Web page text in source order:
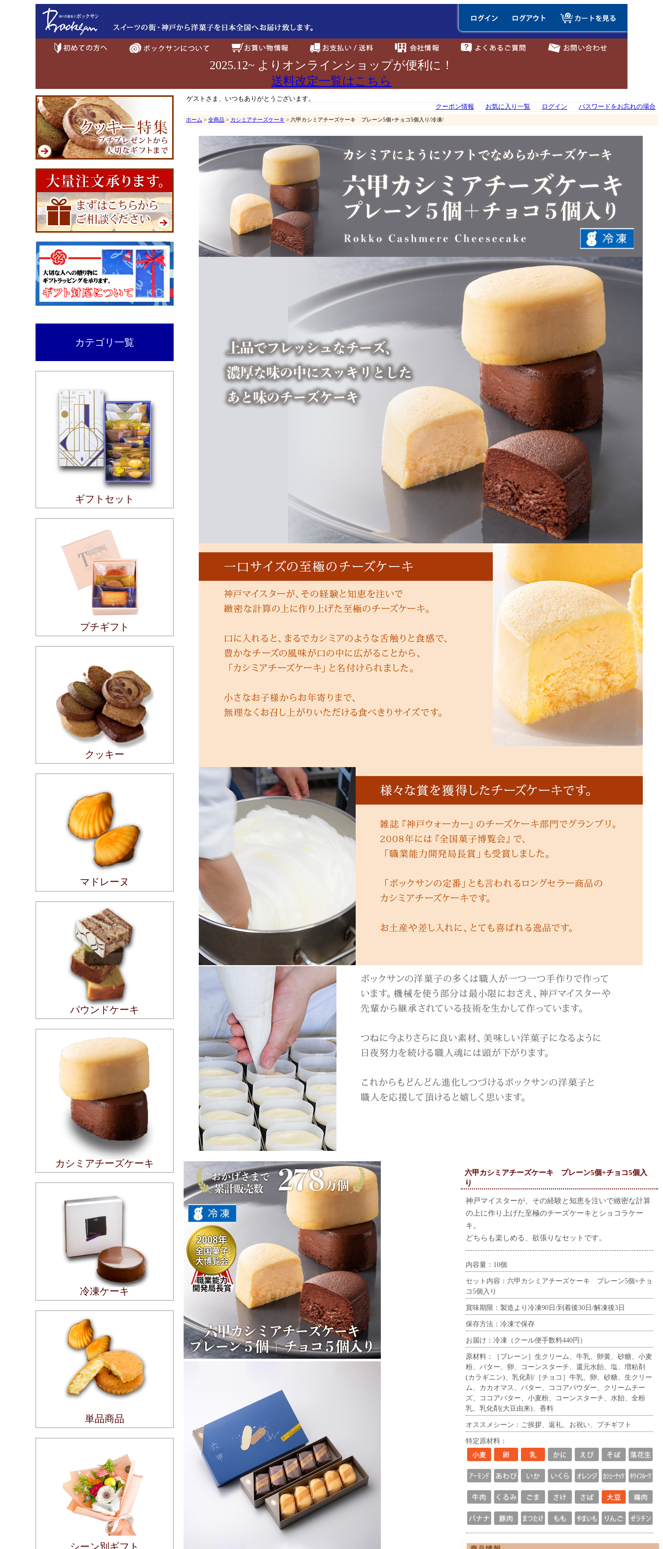
2025.12~ よりオンラインショップが便利に！
送料改定一覧はこちら
カテゴリ一覧
ギフトセット
プチギフト
クッキー
マドレーヌ
パウンドケーキ
カシミアチーズケーキ
冷凍ケーキ
単品商品
シーン別ギフト
ゲストさま、いつもありがとうございます。
クーポン情報
お気に入り一覧 ログイン パスワードをお忘れの場合
ホーム > 全商品 > カシミアチーズケーキ > 六甲カシミアチーズケーキ プレーン5個+チョコ5個入り/冷凍/
六甲カシミアチーズケーキ プレーン5個+チョコ5個入
り
神戸マイスターが、その経験と知恵を注いで緻密な計算
の上に作り上げた至極のチーズケーキとショコラケー
キ。
どちらも楽しめる、欲張りなセットです。
内容量：10個
セット内容：六甲カシミアチーズケーキ プレーン5個+チョ
コ5個入り
賞味期限：製造より冷凍90日/到着後30日/解凍後3日
保存方法：冷凍で保存
お届け：冷凍（クール便手数料440円）
原材料：［プレーン］生クリーム、牛乳、卵黄、砂糖、小麦
粉、バター、卵、コーンスターチ、還元水飴、塩、増粘剤
(カラギニン)、乳化剤/［チョコ］牛乳、卵、砂糖、生クリー
ム、カカオマス、バター、ココアパウダー、クリームチー
ズ、ココアバター、小麦粉、コーンスターチ、水飴、全粉
乳、乳化剤(大豆由来)、香料
オススメシーン：ご挨拶、返礼、お祝い、プチギフト
特定原材料：